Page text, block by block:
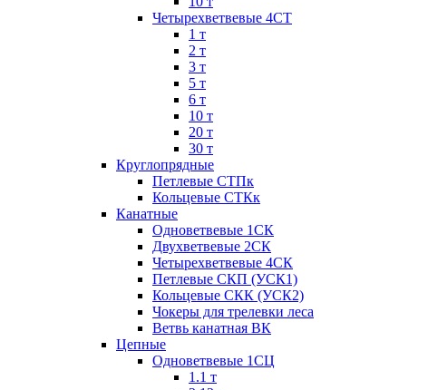
Четырехветвевые 4СТ
1 т
2 т
3 т
5 т
6 т
10 т
20 т
30 т
Круглопрядные
Петлевые СТПк
Кольцевые СТКк
Канатные
Одноветвевые 1СК
Двухветвевые 2СК
Четырехветвевые 4СК
Петлевые СКП (УСК1)
Кольцевые СКК (УСК2)
Чокеры для трелевки леса
Ветвь канатная ВК
Цепные
Одноветвевые 1СЦ
1.1 т